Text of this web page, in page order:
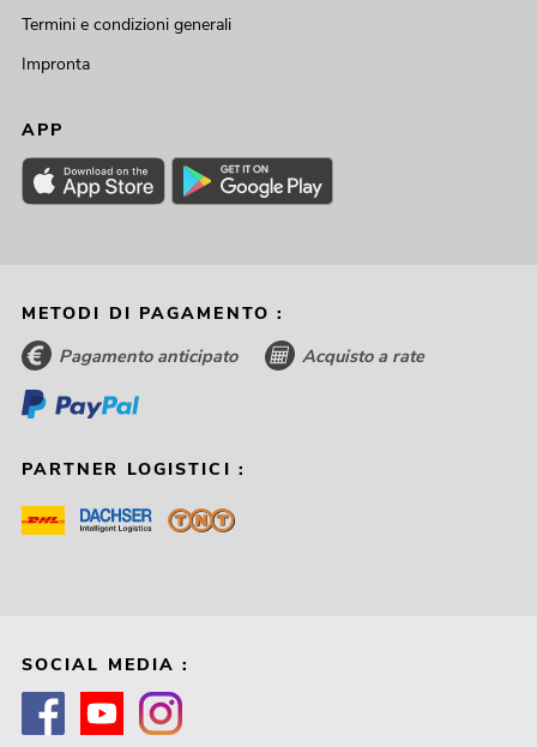
Termini e condizioni generali
Impronta
APP
METODI DI PAGAMENTO :
Pagamento anticipato Acquisto a rate
PARTNER LOGISTICI :
SOCIAL MEDIA :